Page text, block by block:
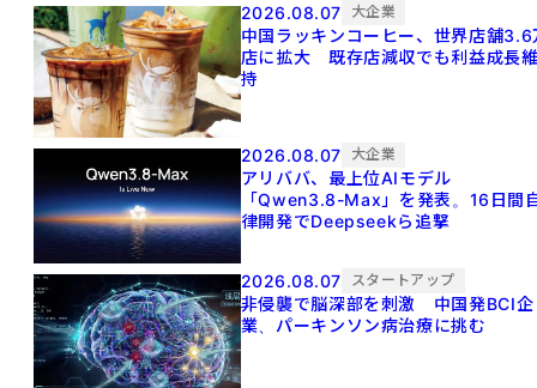
2026.08.07 大企業
中国ラッキンコーヒー、世界店舗3.6
店に拡大 既存店減収でも利益成長
持
2026.08.07 大企業
アリババ、最上位AIモデル
「Qwen3.8-Max」を発表。16日間
律開発でDeepseekら追撃
2026.08.07 スタートアップ
非侵襲で脳深部を刺激 中国発BCI企
業、パーキンソン病治療に挑む